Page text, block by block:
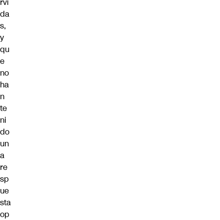
da
s,
y
qu
e
no
ha
n
te
ni
do
un
a
re
sp
ue
sta
op